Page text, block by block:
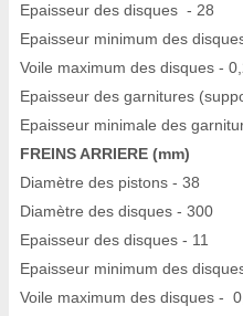
Epaisseur des disques - 28
Epaisseur minimum des
Voile maximum des disques -
Epaisseur des garnitures
Epaisseur minimale des
FREINS ARRIERE (mm)
Diamètre des pistons - 38
Diamètre des disques - 300
Epaisseur des disques - 11
Epaisseur minimum des
Voile maximum des disques -